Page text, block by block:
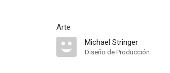
Arte
Michael Stringer
Diseño de Producción